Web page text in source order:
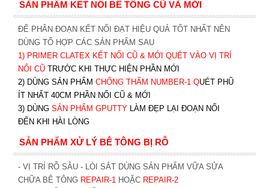
SẢN PHẨM KẾT NỐI BÊ TÔNG CŨ VÀ MỚI
ĐỂ PHÂN ĐOẠN KẾT NỐI ĐẠT HIỆU QUẢ TỐT NHẤT NÊN
DÙNG TỔ HỢP CÁC SẢN PHẨM SAU
1) PRIMER CLATEX KẾT NỐI CŨ & MỚI QUÉT VÀO VỊ TRÍ
NỐI CŨ TRƯỚC KHI THỰC HIỆN PHẦN MỚI
2) DÙNG SẢN PHẨM CHỐNG THẤM NUMBER-1QUÉT PHŨ
ÍT NHẤT 40CM PHẦN NỐI CŨ & MỚI
3) DÙNG SẢN PHẨM GPUTTY LÀM ĐẸP LẠI ĐOẠN NỐI
ĐẾN KHI HÀI LÒNG
SẢN PHẨM XỬ LÝ BÊ TÔNG BỊ RỖ
- VỊ TRÍ RỖ SÂU - LÒI SẮT DÙNG SẢN PHẨM VỮA SỬA
CHỮA BÊ TÔNG REPAIR-1HOẶC REPAIR-2